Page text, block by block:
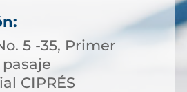
5 -35, Primer
CIPRÉS